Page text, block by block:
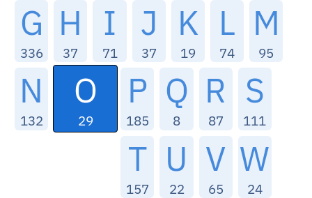
G
336
H
37
I
71
J
37
K
19
L
74
M
95
N
132
O
29
P
185
Q
8
R
87
S
111
T
157
U
22
V
65
W
24